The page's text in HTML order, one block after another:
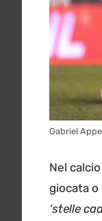
Gabriel
Nel
giocata o
‘stelle